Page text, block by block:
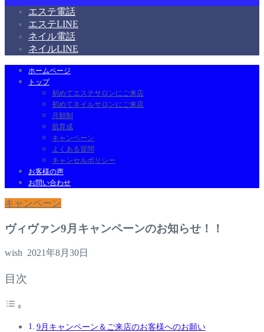
エステ電話
エステLINE
ネイル電話
ネイルLINE
ホームページ
トップ
初めてエステサロンにご来店
初めてネイルサロンにご来店
月額制
肌育成
キャンペーン
よくある質問
キャンセルポリシー
お客様の声
お問い合わせ
キャンペーン
ヴィヴァン9月キャンペーンのお知らせ！！
wish 2021年8月30日
目次
9月キャンペーン＆ご来店のお客様へのお願い